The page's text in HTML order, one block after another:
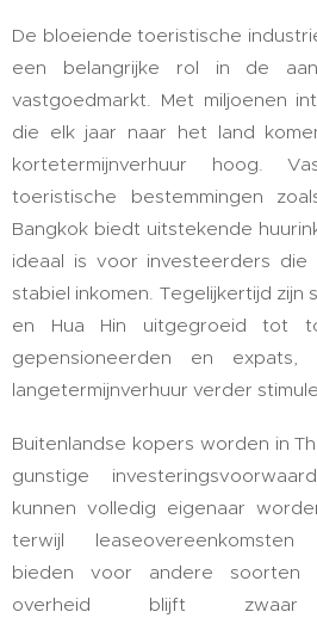
De bloeiende toeristische
een belangrijke rol in de
vastgoedmarkt. Met miljoenen
die elk jaar naar het land
kortetermijnverhuur hoog.
toeristische bestemmingen
Bangkok biedt uitstekende
ideaal is voor investeerders
stabiel inkomen. Tegelijkertijd zijn
en Hua Hin uitgegroeid tot
gepensioneerden en
langetermijnverhuur verder
Buitenlandse kopers worden in
gunstige
kunnen volledig eigenaar
terwijl leaseovereenkomsten
bieden voor andere soorten
overheid blijft